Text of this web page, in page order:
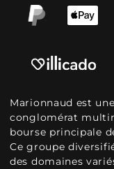
Marionnaud est
conglomérat
bourse principale
Ce groupe
des domaines